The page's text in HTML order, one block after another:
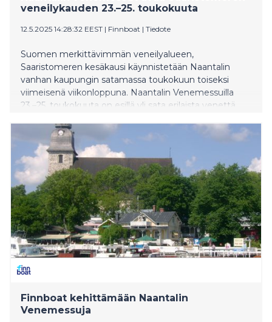
veneilykauden 23.–25. toukokuuta
12.5.2025 14:28:32 EEST | Finnboat | Tiedote
Suomen merkittävimmän veneilyalueen,
Saaristomeren kesäkausi käynnistetään Naantalin
vanhan kaupungin satamassa toukokuun toiseksi
viimeisenä viikonloppuna. Naantalin Venemessuilla
23.–25. toukokuuta on esillä yli sata erilaista venettä.
Finnboat kehittämään Naantalin
Venemessuja